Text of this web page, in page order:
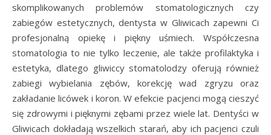
skomplikowanych problemów stomatologicznych czy
zabiegów estetycznych, dentysta w Gliwicach zapewni Ci
profesjonalną opiekę i piękny uśmiech. Współczesna
stomatologia to nie tylko leczenie, ale także profilaktyka i
estetyka, dlatego gliwiccy stomatolodzy oferują również
zabiegi wybielania zębów, korekcję wad zgryzu oraz
zakładanie licówek i koron. W efekcie pacjenci mogą cieszyć
się zdrowymi i pięknymi zębami przez wiele lat. Dentyści w
Gliwicach dokładają wszelkich starań, aby ich pacjenci czuli